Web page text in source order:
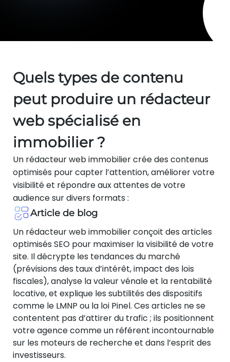
Quels types de contenu
peut produire un rédacteur
web spécialisé en
immobilier ?
Un rédacteur web immobilier crée des contenus
optimisés pour capter l’attention, améliorer votre
visibilité et répondre aux attentes de votre
audience sur divers formats :
Article de blog
Un rédacteur web immobilier conçoit des articles
optimisés SEO pour maximiser la visibilité de votre
site. Il décrypte les tendances du marché
(prévisions des taux d’intérêt, impact des lois
fiscales), analyse la valeur vénale et la rentabilité
locative, et explique les subtilités des dispositifs
comme le LMNP ou la loi Pinel. Ces articles ne se
contentent pas d’attirer du trafic ; ils positionnent
votre agence comme un référent incontournable
sur les moteurs de recherche et dans l’esprit des
investisseurs.